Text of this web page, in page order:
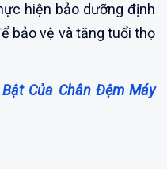
hiện bảo dưỡng định
bảo vệ và tăng tuổi thọ
Của Chân Đệm Máy